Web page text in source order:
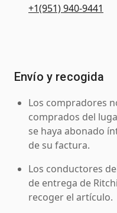
+1(951) 940-9441
Envío y recogida
Los compradores
comprados del
se haya abonado
de su factura.
Los conductores
de entrega de
recoger el artículo.